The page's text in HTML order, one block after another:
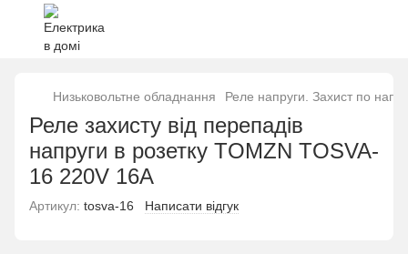
Низьковольтне обладнання Реле напруги. Захист по
Реле захисту від перепадів
напруги в розетку TOMZN TOSVA-
16 220V 16А
Артикул: tosva-16 Написати відгук